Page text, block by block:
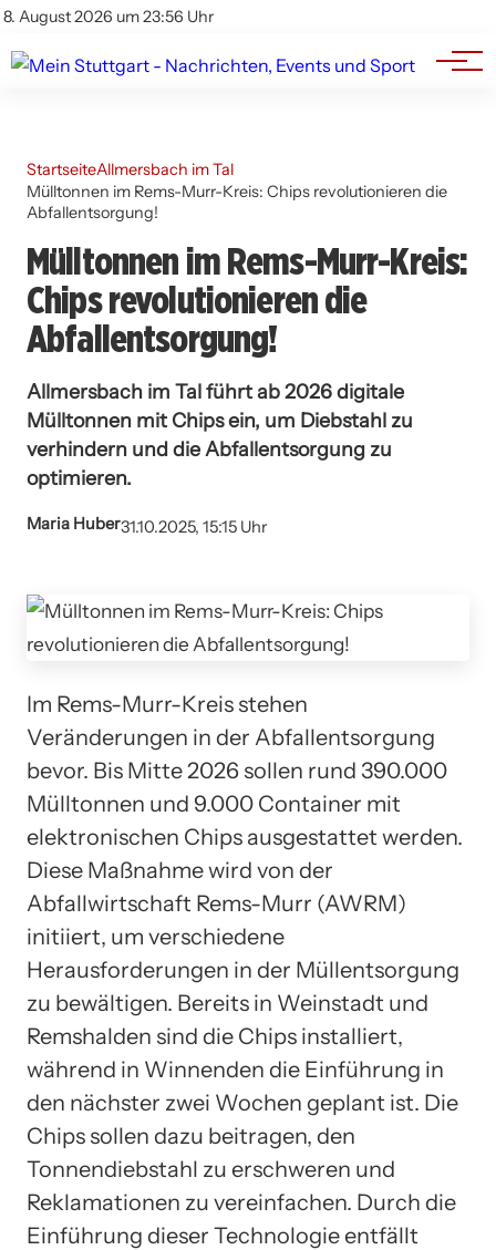
8. August 2026 um 23:56 Uhr
Impressum
Branchenbuch
Werbung
StartseiteAllmersbach im Tal
Mülltonnen im Rems-Murr-Kreis: Chips revolutionieren die
Abfallentsorgung!
Mülltonnen im Rems-Murr-Kreis:
Chips revolutionieren die
Abfallentsorgung!
Allmersbach im Tal führt ab 2026 digitale
Mülltonnen mit Chips ein, um Diebstahl zu
verhindern und die Abfallentsorgung zu
optimieren.
Maria Huber31.10.2025, 15:15 Uhr
Im Rems-Murr-Kreis stehen
Veränderungen in der Abfallentsorgung
bevor. Bis Mitte 2026 sollen rund 390.000
Mülltonnen und 9.000 Container mit
elektronischen Chips ausgestattet werden.
Diese Maßnahme wird von der
Abfallwirtschaft Rems-Murr (AWRM)
initiiert, um verschiedene
Herausforderungen in der Müllentsorgung
zu bewältigen. Bereits in Weinstadt und
Remshalden sind die Chips installiert,
während in Winnenden die Einführung in
den nächster zwei Wochen geplant ist. Die
Chips sollen dazu beitragen, den
Tonnendiebstahl zu erschweren und
Reklamationen zu vereinfachen. Durch die
Einführung dieser Technologie entfällt